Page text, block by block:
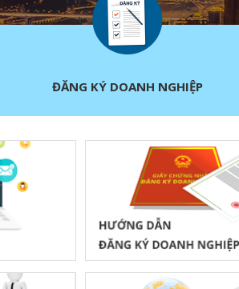
ĐĂNG KÝ DOANH NGHIỆP